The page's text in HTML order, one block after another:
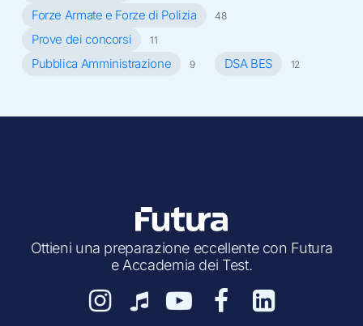
Forze Armate e Forze di Polizia 48
Prove dei concorsi 11
Pubblica Amministrazione 9 DSA BES 12
Ottieni una preparazione eccellente con Futura
e Accademia dei Test.